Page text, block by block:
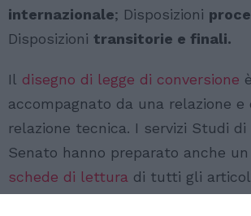
internazionale; Disposizioni
Disposizioni transitorie e finali.
Il disegno di legge di conversione è
accompagnato da una relazione e
relazione tecnica. I servizi Studi di
Senato hanno preparato anche un
schede di lettura di tutti gli